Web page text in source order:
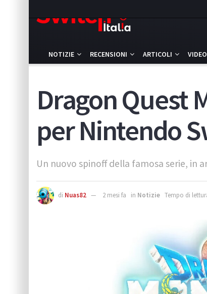
NOTIZIE RECENSIONI ARTICOLI VIDEO
Dragon Quest
per Nintendo
Un nuovo spinoff della famosa serie, in
di Nuas82 2 mesi fa in Notizie Tempo di